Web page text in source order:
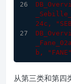
24c,
b,
从第三类和第四